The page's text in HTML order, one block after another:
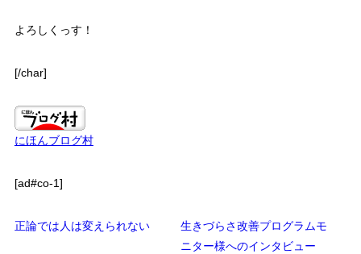
よろしくっす！
[/char]
にほんブログ村
[ad#co-1]
正論では人は変えられない
生きづらさ改善プログラムモ
ニター様へのインタビュー